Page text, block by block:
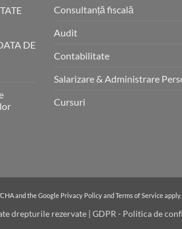
DE
Consultanță fiscală
Audit
Contabilitate
Salarizare & Administrare
Cursuri
and the Google Privacy Policyand Terms of Serviceapply.
drepturile rezervate | GDPR - Politica de